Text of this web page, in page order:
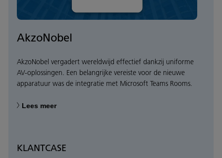
AkzoNobel
AkzoNobel vergadert wereldwijd effectief dankzij uniforme
AV-oplossingen. Een belangrijke vereiste voor de nieuwe
apparatuur was de integratie met Microsoft Teams Rooms.
Lees meer
KLANTCASE